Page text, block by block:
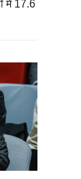
में 17.6